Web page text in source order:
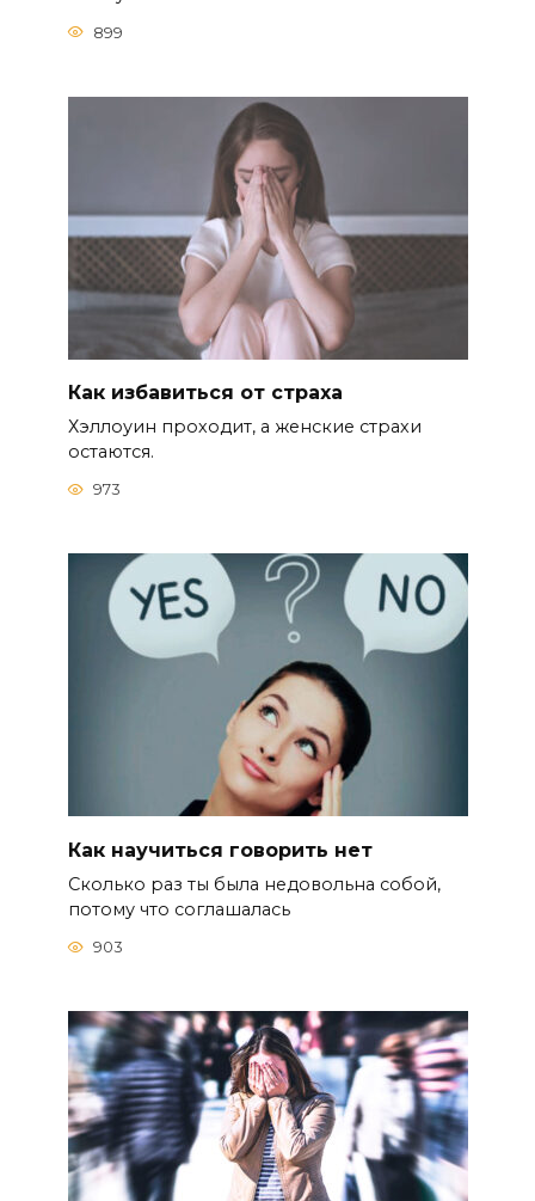
899
Как избавиться от страха
Хэллоуин проходит, а женские страхи
остаются.
973
Как научиться говорить нет
Сколько раз ты была недовольна собой,
потому что соглашалась
903